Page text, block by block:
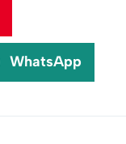
WhatsApp